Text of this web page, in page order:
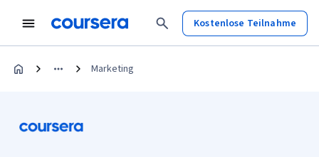
Kostenlose Teilnahme
Marketing